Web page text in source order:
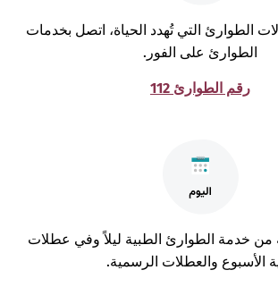
التي تُهدد الحياة، اتصل بخدمات
على الفور.
رقم الطوارئ 112
الطوارئ الطبية ليلاً وفي عطلات
والعطلات الرسمية.